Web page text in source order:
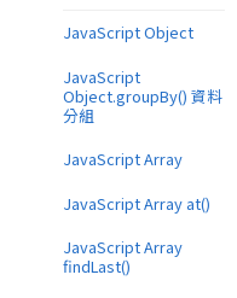
JavaScript Object
JavaScript
Object.groupBy() 資料
分組
JavaScript Array
JavaScript Array at()
JavaScript Array
findLast()